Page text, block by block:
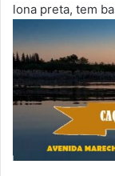
lona preta, tem